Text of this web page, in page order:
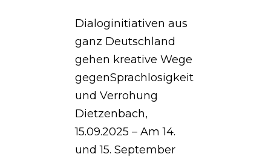
Dialoginitiativen aus
ganz Deutschland
gehen kreative Wege
gegenSprachlosigkeit
und Verrohung
Dietzenbach,
15.09.2025 – Am 14.
und 15. September